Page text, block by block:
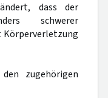
dass der
schwerer
zugehörigen